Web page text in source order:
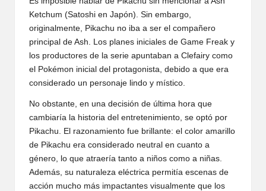
Ketchum (Satoshi en Japón). Sin embargo,
originalmente, Pikachu no iba a ser el compañero
principal de Ash. Los planes iniciales de Game Freak y
los productores de la serie apuntaban a Clefairy como
el Pokémon inicial del protagonista, debido a que era
considerado un personaje lindo y místico.
No obstante, en una decisión de última hora que
cambiaría la historia del entretenimiento, se optó por
Pikachu. El razonamiento fue brillante: el color amarillo
de Pikachu era considerado neutral en cuanto a
género, lo que atraería tanto a niños como a niñas.
Además, su naturaleza eléctrica permitía escenas de
acción mucho más impactantes visualmente que los